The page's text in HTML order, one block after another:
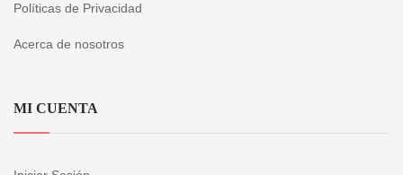
Políticas de Privacidad
Acerca de nosotros
MI CUENTA